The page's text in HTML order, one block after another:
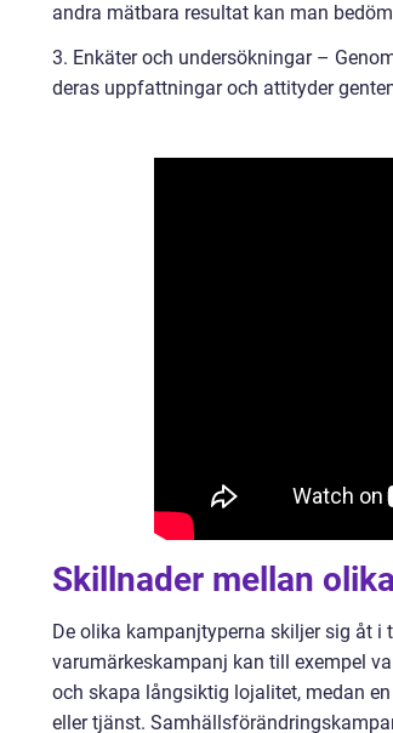
andra mätbara resultat kan man
3. Enkäter och undersökningar –
deras uppfattningar och attityder
Skillnader mellan
De olika kampanjtyperna skiljer sig åt i
varumärkeskampanj kan till exempel
och skapa långsiktig lojalitet, medan
eller tjänst.